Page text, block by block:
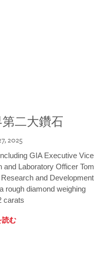
第二大鑽石
2025
GIA Executive Vice
and Laboratory Officer Tom
and Development
rough diamond weighing
carats
読む